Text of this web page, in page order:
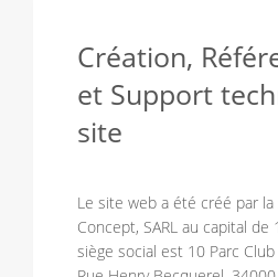
Création,
et Support
site
Le site web a été créé par
Concept, SARL au capital
siège social est 10 Parc